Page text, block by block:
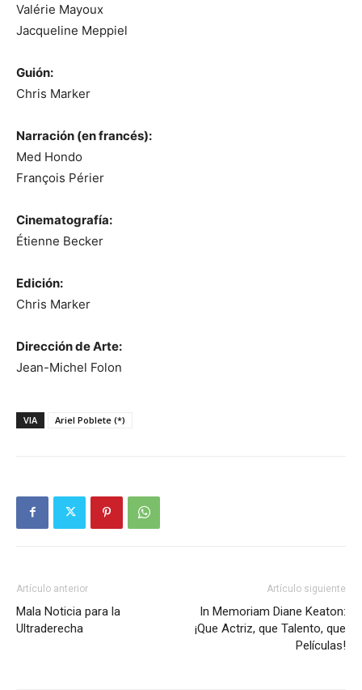
Valérie Mayoux
Jacqueline Meppiel
Guión:
Chris Marker
Narración (en francés):
Med Hondo
François Périer
Cinematografía:
Étienne Becker
Edición:
Chris Marker
Dirección de Arte:
Jean-Michel Folon
VIA Ariel Poblete (*)
Artículo anterior
Mala Noticia para la
Ultraderecha
Artículo siguiente
In Memoriam Diane Keaton:
¡Que Actriz, que Talento, que
Películas!